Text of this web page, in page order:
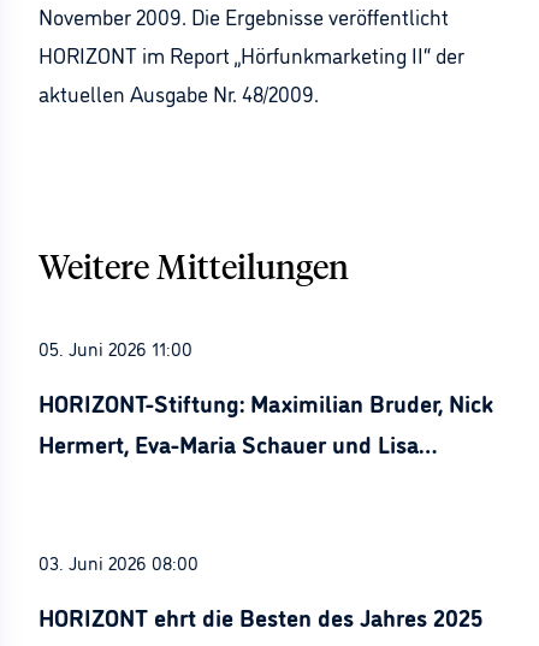
November 2009. Die Ergebnisse veröffentlicht
HORIZONT im Report „Hörfunkmarketing II“ der
aktuellen Ausgabe Nr. 48/2009.
Weitere Mitteilungen
05. Juni 2026 11:00
HORIZONT-Stiftung: Maximilian Bruder, Nick
Hermert, Eva-Maria Schauer und Lisa
03. Juni 2026 08:00
HORIZONT ehrt die Besten des Jahres 2025